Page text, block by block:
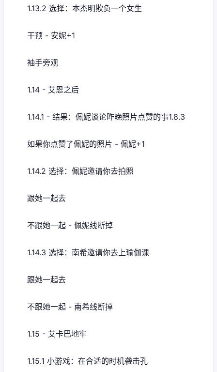
1.13.2 选择：本杰明欺负一个女生
干预 - 安妮+1
袖手旁观
1.14 - 艾恩之后
1.14.1 - 结果：佩妮谈论昨晚照片点赞的事1.8.3
如果你点赞了佩妮的照片 - 佩妮+1
1.14.2 选择：佩妮邀请你去拍照
跟她一起去
不跟她一起 - 佩妮线断掉
1.14.3 选择：南希邀请你去上瑜伽课
跟她一起去
不跟她一起 - 南希线断掉
1.15 - 艾卡巴地牢
1.15.1 小游戏：在合适的时机袭击孔